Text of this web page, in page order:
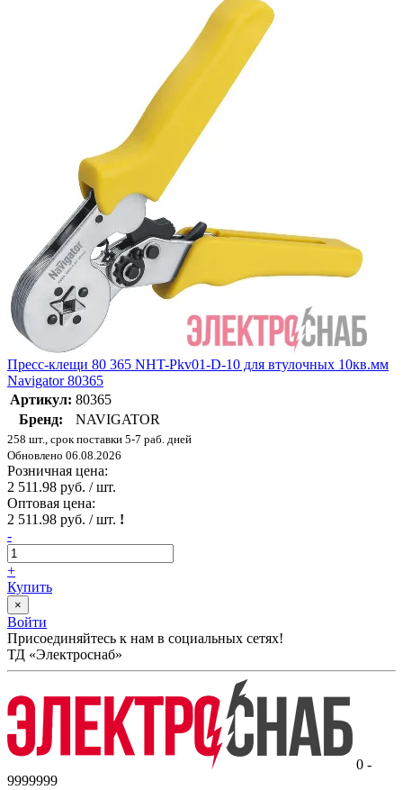
Пресс-клещи 80 365 NHT-Pkv01-D-10 для втулочных 10кв.мм
Navigator 80365
Артикул: 80365
Бренд:
NAVIGATOR
258 шт., срок поставки 5-7 раб. дней
Обновлено 06.08.2026
Розничная цена:
2 511.98 руб. / шт.
Оптовая цена:
2 511.98 руб. / шт. !
-
+
Купить
×
Войти
Присоединяйтесь к нам в социальных сетях!
ТД «Электроснаб»
0 -
9999999